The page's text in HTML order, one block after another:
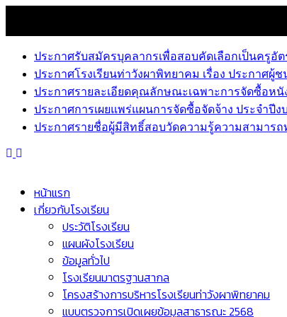
content
ประกาศรับสมัครบุคลากรเพื่อสอบคัดเลือกเป็นครูอัต
ประกาศโรงเรียนท่าวังผาพิทยาคม เรื่อง ประกาศผู้
ประกาศรายละเอียดคุณลักษณะเฉพาะการจัดซื้อหนั
ประกาศการเผยแพร่แผนการจัดซื้อจัดจ้าง ประจำปีง
ประกาศรายชื่อผู้มีสิทธิ์สอบวัดความรู้ความสามารถ
หน้าแรก
เกี่ยวกับโรงเรียน
ประวัติโรงเรียน
แผนผังโรงเรียน
ข้อมูลทั่วไป
โรงเรียนมาตรฐานสากล
โครงสร้างการบริหารโรงเรียนท่าวังผาพิทยาคม
แบบตรวจการเปิดเผยข้อมูลสาธารณะ 2568